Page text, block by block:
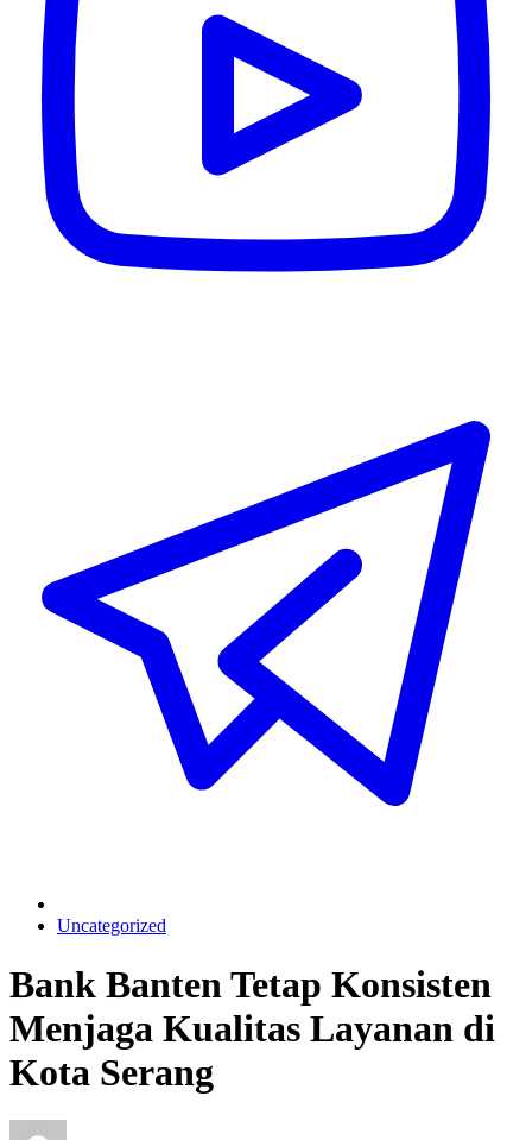
Uncategorized
Bank Banten Tetap Konsisten
Menjaga Kualitas Layanan di
Kota Serang